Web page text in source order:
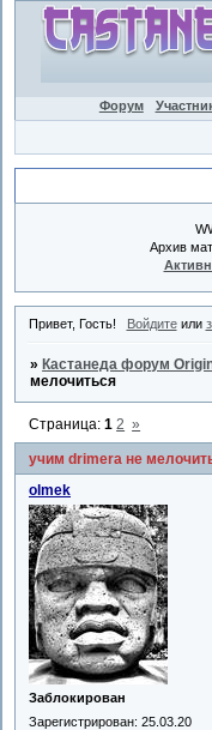
Форум
Архив
Привет, Гость! Войдитеили
» Кастанеда форум
мелочиться
учим drimerа не
Страница:1 2 »
olmek
Заблокирован
Зарегистрирован: 25.03.20